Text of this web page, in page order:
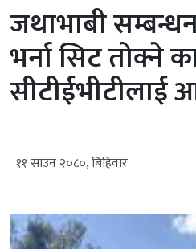
जथाभाबी सम्बन्धन
भर्ना सिट तोक्ने
सीटीईभीटीलाई
११ साउन २०८०, बिहिवार